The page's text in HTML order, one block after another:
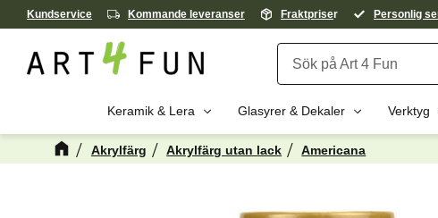
Kundservice Kommande leveranser Fraktpriser Personlig
Keramik & Lera Glasyrer & Dekaler Verktyg
Akrylfärg Akrylfärg utan lack Americana
Kanske någon